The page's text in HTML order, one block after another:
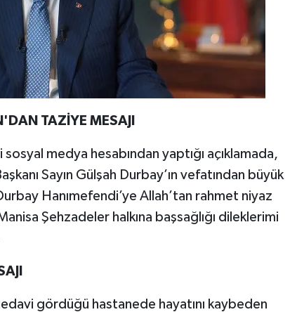
TAZİYE MESAJI
medya hesabından yaptığı açıklamada,
Sayın Gülşah Durbay’ın vefatından büyük
Hanımefendi’ye Allah’tan rahmet niyaz
Şehzadeler halkına başsağlığı dileklerimi
gördüğü hastanede hayatını kaybeden